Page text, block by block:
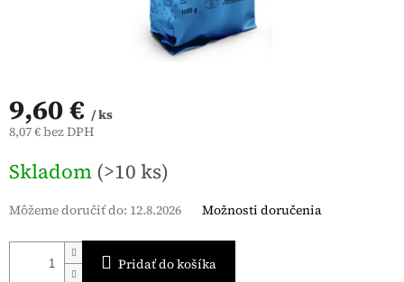
9,60 € / ks
8,07 € bez DPH
cena:
Skladom (>10 ks)
Môžeme doručiť do: 12.8.2026 Možnosti doručenia
Pridať do košíka